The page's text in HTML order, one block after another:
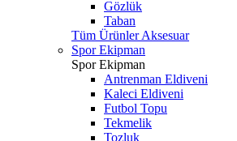
Gözlük
Taban
Tüm Ürünler Aksesuar
Spor Ekipman
Spor Ekipman
Antrenman Eldiveni
Kaleci Eldiveni
Futbol Topu
Tekmelik
Tozluk